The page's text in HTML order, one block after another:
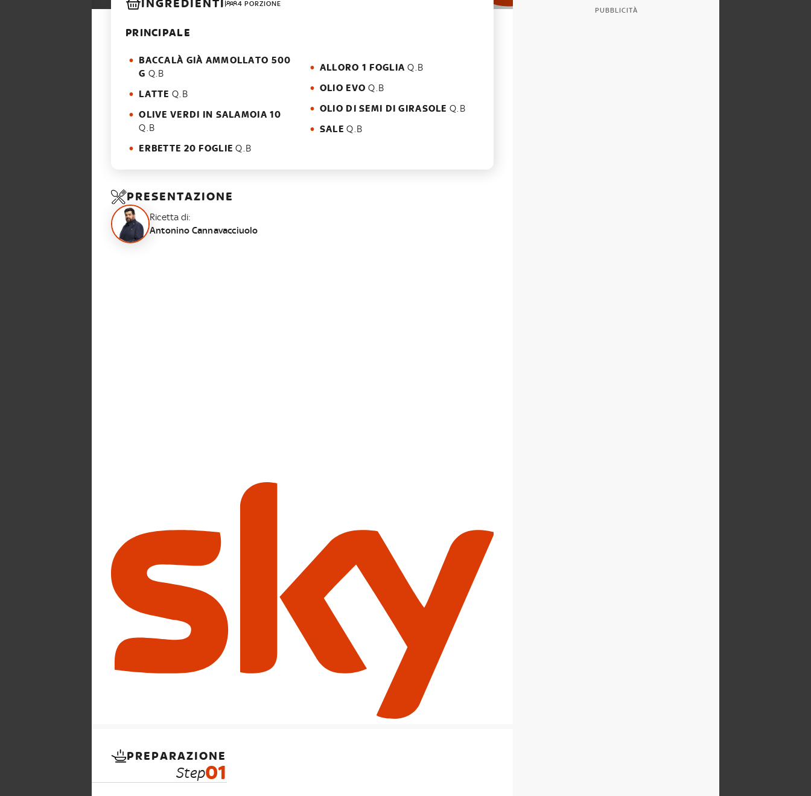
INGREDIENTI 4 PORZIONE
PRINCIPALE
BACCALÀ GIÀ AMMOLLATO 500
G Q.B
LATTE Q.B
OLIVE VERDI IN SALAMOIA 10
Q.B
ERBETTE 20 FOGLIE Q.B
ALLORO 1 FOGLIA Q.B
OLIO EVO Q.B
OLIO DI SEMI DI GIRASOLE Q.B
SALE Q.B
PRESENTAZIONE
Ricetta di:
Antonino Cannavacciuolo
PREPARAZIONE
Step01
PUBBLICITÀ